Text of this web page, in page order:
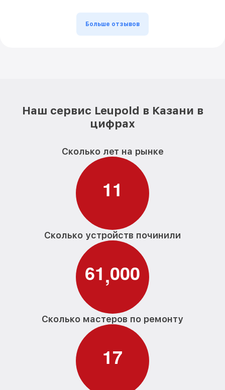
Больше отзывов
Наш сервис Leupold в Казани в
цифрах
Сколько лет на рынке
11
Сколько устройств починили
61,000
Сколько мастеров по ремонту
17